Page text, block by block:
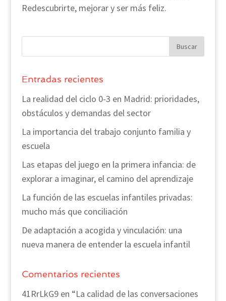
Redescubrirte, mejorar y ser más feliz.
Entradas recientes
La realidad del ciclo 0-3 en Madrid: prioridades,
obstáculos y demandas del sector
La importancia del trabajo conjunto familia y
escuela
Las etapas del juego en la primera infancia: de
explorar a imaginar, el camino del aprendizaje
La función de las escuelas infantiles privadas:
mucho más que conciliación
De adaptación a acogida y vinculación: una
nueva manera de entender la escuela infantil
Comentarios recientes
41RrLkG9en “La calidad de las conversaciones